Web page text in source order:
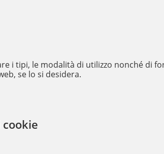
i tipi, le modalità di utilizzo nonché di
se lo si desidera.